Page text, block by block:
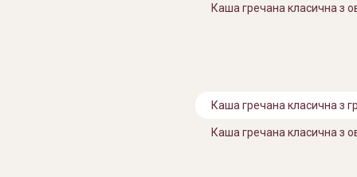
Каша гречана класична з
Каша гречана класична з
Каша гречана класична з